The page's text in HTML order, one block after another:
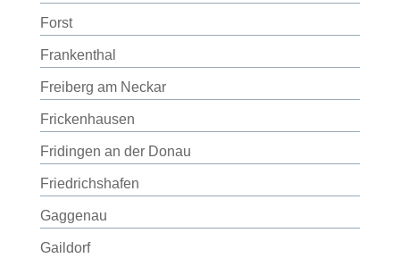
Forst
Frankenthal
Freiberg am Neckar
Frickenhausen
Fridingen an der Donau
Friedrichshafen
Gaggenau
Gaildorf